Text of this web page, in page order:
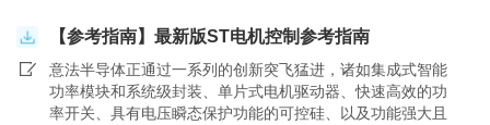
【参考指南】最新版ST电机控制参考指南
意法半导体正通过一系列的创新突飞猛进，诸如集成式智能
功率模块和系统级封装、单片式电机驱动器、快速高效的功
率开关、具有电压瞬态保护功能的可控硅、以及功能强大且